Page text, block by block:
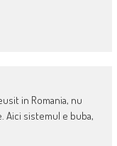
in Romania, nu
Aici sistemul e buba,